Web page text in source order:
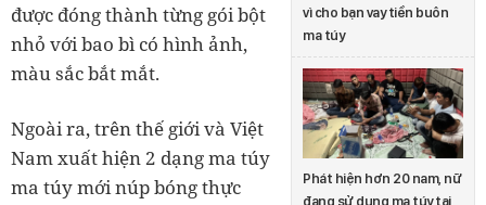
vì cho bạn vay tiền buôn
ma túy
Phát hiện hơn 20 nam, nữ
đang sử dụng ma túy tại
được đóng thành từng gói bột
nhỏ với bao bì có hình ảnh,
màu sắc bắt mắt.
Ngoài ra, trên thế giới và Việt
Nam xuất hiện 2 dạng ma túy
ma túy mới núp bóng thực